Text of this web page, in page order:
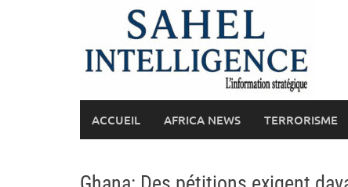
ACCUEIL AFRICA NEWS TERRORISME